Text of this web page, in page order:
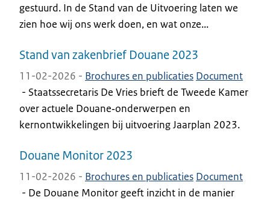
gestuurd. In de Stand van de Uitvoering laten we
zien hoe wij ons werk doen, en wat onze...
Stand van zakenbrief Douane 2023
11-02-2026 - Brochures en publicaties Document
- Staatssecretaris De Vries brieft de Tweede Kamer
over actuele Douane‑onderwerpen en
kernontwikkelingen bij uitvoering Jaarplan 2023.
Douane Monitor 2023
11-02-2026 - Brochures en publicaties Document
- De Douane Monitor geeft inzicht in de manier